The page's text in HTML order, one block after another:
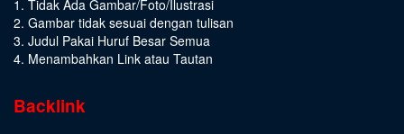
1. Tidak Ada Gambar/Foto/Ilustrasi
2. Gambar tidak sesuai dengan tulisan
3. Judul Pakai Huruf Besar Semua
4. Menambahkan Link atau Tautan
Backlink